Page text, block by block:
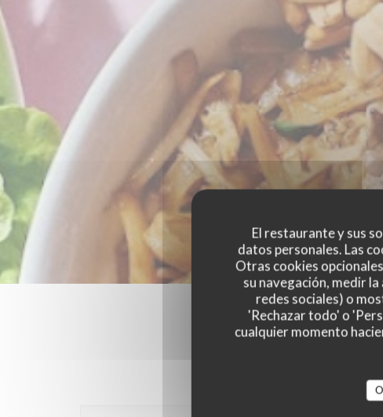
El restaurante y sus
datos personales. Las
Otras cookies
su navegación, medir
redes sociales) o
'Rechazar todo' o
cualquier momento
Las